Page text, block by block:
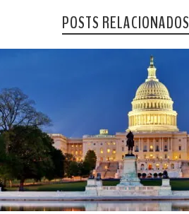
POSTS RELACIONADOS